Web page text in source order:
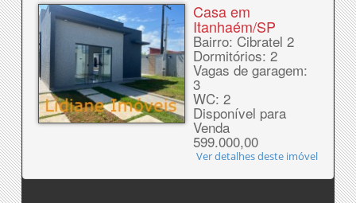
Casa em
Itanhaém/SP
Bairro: Cibratel 2
Dormitórios: 2
Vagas de garagem:
3
WC: 2
Disponível para
Venda
599.000,00
Ver detalhes deste imóvel